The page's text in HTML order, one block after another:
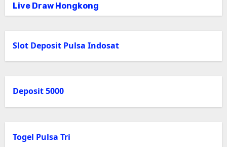
Live Draw Hongkong
Slot Deposit Pulsa Indosat
Deposit 5000
Togel Pulsa Tri